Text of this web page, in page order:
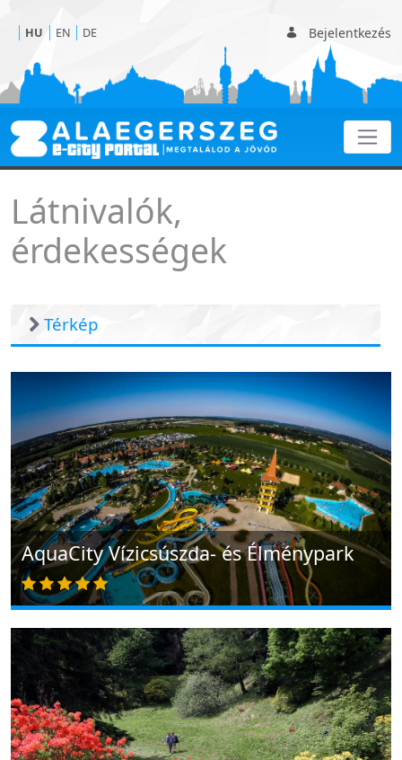
Bejelentkezés
HU EN DE
Érdekességek
Látnivalók,
érdekességek
Térkép
AquaCity Vízicsúszda- és Élménypark